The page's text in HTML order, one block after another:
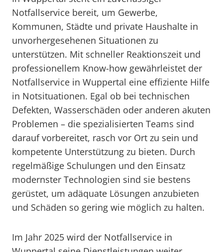
Notfallservice bereit, um Gewerbe,
Kommunen, Städte und private Haushalte in
unvorhergesehenen Situationen zu
unterstützen. Mit schneller Reaktionszeit und
professionellem Know-how gewährleistet der
Notfallservice in Wuppertal eine effiziente Hilfe
in Notsituationen. Egal ob bei technischen
Defekten, Wasserschäden oder anderen akuten
Problemen – die spezialisierten Teams sind
darauf vorbereitet, rasch vor Ort zu sein und
kompetente Unterstützung zu bieten. Durch
regelmäßige Schulungen und den Einsatz
modernster Technologien sind sie bestens
gerüstet, um adäquate Lösungen anzubieten
und Schäden so gering wie möglich zu halten.
Im Jahr 2025 wird der Notfallservice in